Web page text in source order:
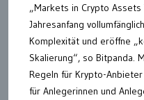
„Markets in Crypto
Jahresanfang
Komplexität und eröffne
Skalierung“, so Bitpanda.
Regeln für Krypto-
für Anlegerinnen und